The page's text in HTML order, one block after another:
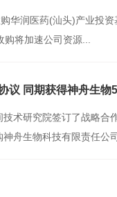
华润医药(汕头)产业投
将加速公司资源...
议 同期获得神舟生物
术研究院签订了战略合
舟生物科技有限责任公司